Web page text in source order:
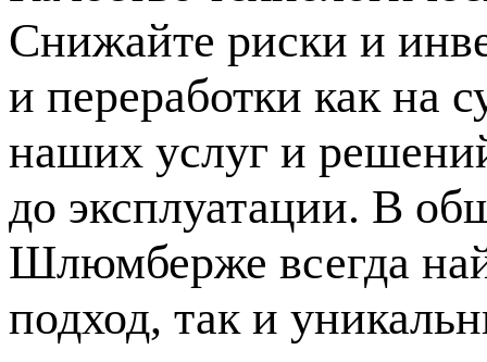
Снижайте риски и
и переработки как на
наших услуг и
до эксплуатации. В
Шлюмберже всегда
подход, так и